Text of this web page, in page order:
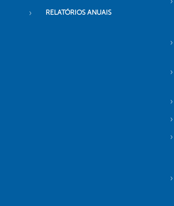
RELATÓRIOS ANUAIS